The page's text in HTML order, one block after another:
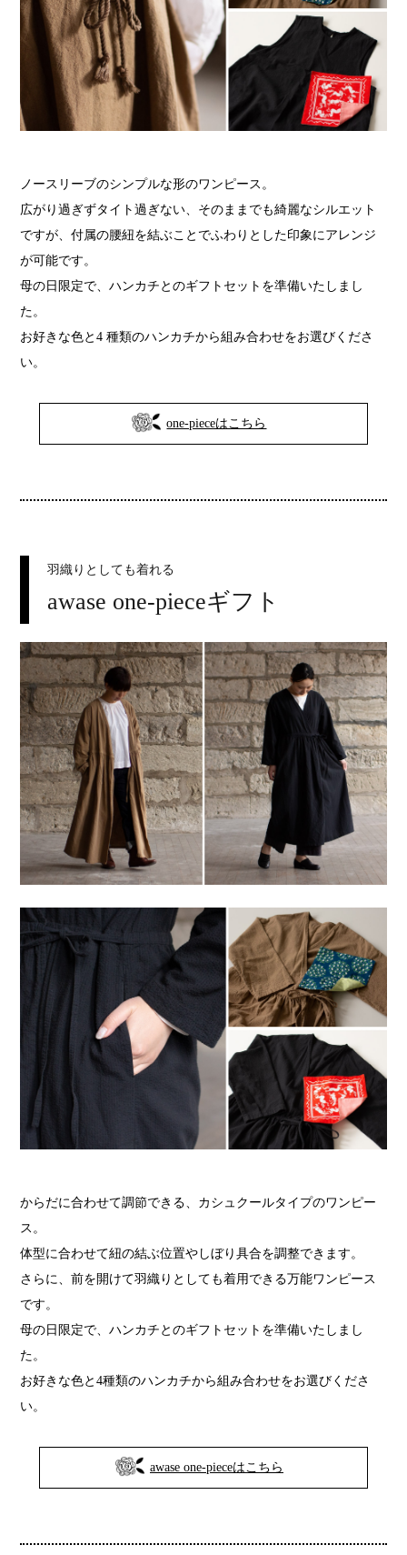
ノースリーブのシンプルな形のワンピース。
広がり過ぎずタイト過ぎない、そのままでも綺麗なシルエット
ですが、付属の腰紐を結ぶことでふわりとした印象にアレンジ
が可能です。
母の日限定で、ハンカチとのギフトセットを準備いたしまし
た。
お好きな色と4 種類のハンカチから組み合わせをお選びくださ
い。
one-pieceはこちら
羽織りとしても着れる
awase one-pieceギフト
からだに合わせて調節できる、カシュクールタイプのワンピー
ス。
体型に合わせて紐の結ぶ位置やしぼり具合を調整できます。
さらに、前を開けて羽織りとしても着用できる万能ワンピース
です。
母の日限定で、ハンカチとのギフトセットを準備いたしまし
た。
お好きな色と4種類のハンカチから組み合わせをお選びくださ
い。
awase one-pieceはこちら